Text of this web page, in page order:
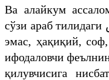
Ва алайкум
сўзи араб тилидаги
эмас, ҳақиқий,
ифодаловчи
қилувчисига